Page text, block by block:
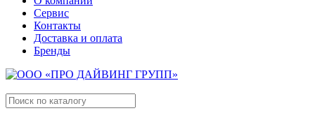
Сервис
Контакты
Доставка и оплата
Бренды